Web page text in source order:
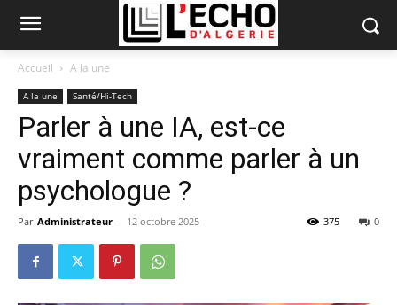
Accueil A la une
A la une Santé/Hi-Tech
Parler à une IA, est-ce
vraiment comme parler à un
psychologue ?
Par Administrateur - 12 octobre 2025 0
375